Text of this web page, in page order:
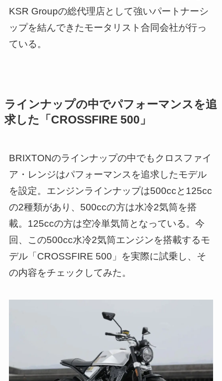
KSR Groupの総代理店として強いパートナーシ
ップを結んできたモータリスト合同会社が行っ
ている。
ラインナップの中でパフォーマンスを追
求した「CROSSFIRE 500」
BRIXTONのラインナップの中でもクロスファイ
ア・レンジはパフォーマンスを追求したモデル
を設定。エンジンラインナップは500ccと125cc
の2種類があり、500ccの方は水冷2気筒を搭
載。125ccの方は空冷単気筒となっている。今
回、この500cc水冷2気筒エンジンを搭載するモ
デル「CROSSFIRE 500」を実際に試乗し、そ
の内容をチェックしてみた。